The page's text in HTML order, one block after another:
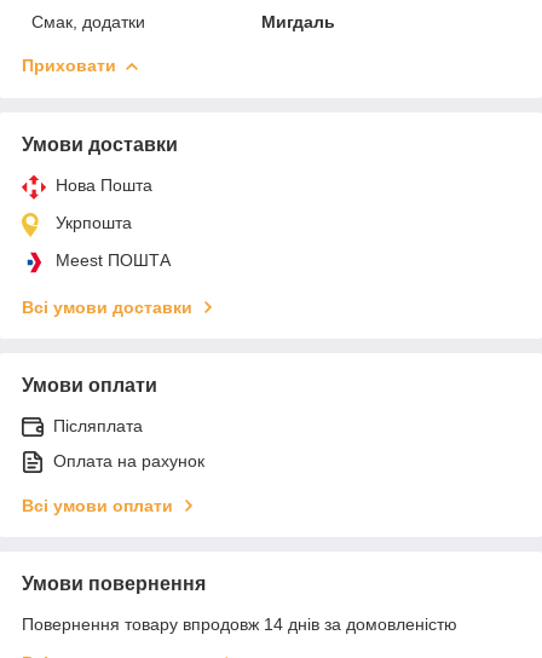
Смак, додатки
Мигдаль
Приховати
Умови доставки
Нова Пошта
Укрпошта
Meest ПОШТА
Всі умови доставки
Умови оплати
Післяплата
Оплата на рахунок
Всі умови оплати
Умови повернення
Повернення товару впродовж 14 днів за домовленістю